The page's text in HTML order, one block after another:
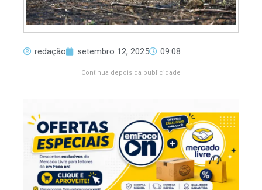
redação setembro 12, 2025 09:08
Continua depois da publicidade